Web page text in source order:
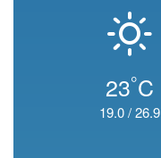
23°C
19.0/26.9